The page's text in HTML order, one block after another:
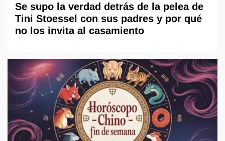
Se supo la verdad detrás de la pelea de
Tini Stoessel con sus padres y por qué
no los invita al casamiento